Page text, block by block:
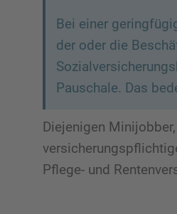
Bei einer
der oder die
Pauschale. Das
Diejenigen
Pflege- und